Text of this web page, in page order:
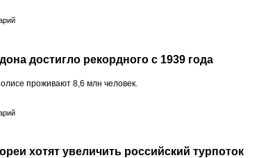
достигло рекордного с 1939 года
проживают 8,6 млн человек.
хотят увеличить российский турпоток